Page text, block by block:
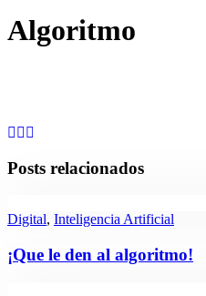
Algoritmo
Posts relacionados
Digital, Inteligencia Artificial
¡Que le den al algoritmo!